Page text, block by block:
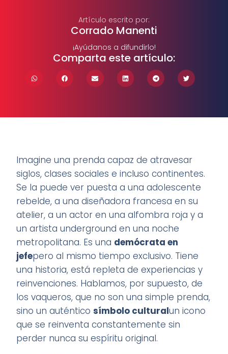
Artículo escrito por:
Corrado Manenti
¡Ayúdanos a difundirlo!
Comparta este artículo:
Imagine una prenda capaz de atravesar
siglos, clases sociales e incluso continentes.
Se la puede ver puesta a una adolescente
rebelde, a una diseñadora francesa en su
atelier, a un actor en una alfombra roja y a
un artista underground en una noche
metropolitana. Es una demócrata en
jefepero al mismo tiempo exclusivo. Tiene
una historia, está repleta de experiencias y
reinvenciones. Hablamos, por supuesto, de
los vaqueros, que no son una simple prenda,
sino un auténticosímbolo culturalun icono
que se reinventa constantemente sin
perder nunca su espíritu original.